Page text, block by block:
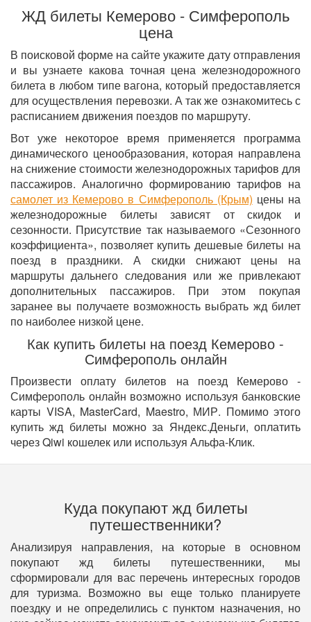
ЖД билеты Кемерово - Симферополь
цена
В поисковой форме на сайте укажите дату отправления
и вы узнаете какова точная цена железнодорожного
билета в любом типе вагона, который предоставляется
для осуществления перевозки. А так же ознакомитесь с
расписанием движения поездов по маршруту.
Вот уже некоторое время применяется программа
динамического ценообразования, которая направлена
на снижение стоимости железнодорожных тарифов для
пассажиров. Аналогично формированию тарифов на
самолет из Кемерово в Симферополь (Крым) цены на
железнодорожные билеты зависят от скидок и
сезонности. Присутствие так называемого «Сезонного
коэффициента», позволяет купить дешевые билеты на
поезд в праздники. А скидки снижают цены на
маршруты дальнего следования или же привлекают
дополнительных пассажиров. При этом покупая
заранее вы получаете возможность выбрать жд билет
по наиболее низкой цене.
Как купить билеты на поезд Кемерово -
Симферополь онлайн
Произвести оплату билетов на поезд Кемерово -
Симферополь онлайн возможно используя банковские
карты VISA, MasterCard, Maestro, МИР. Помимо этого
купить жд билеты можно за Яндекс.Деньги, оплатить
через Qiwi кошелек или используя Альфа-Клик.
Куда покупают жд билеты
путешественники?
Анализируя направления, на которые в основном
покупают жд билеты путешественники, мы
сформировали для вас перечень интересных городов
для туризма. Возможно вы еще только планируете
поездку и не определились с пунктом назначения, но